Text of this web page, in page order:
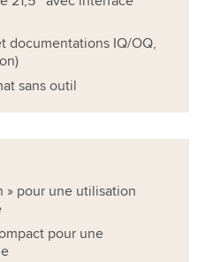
documentations IQ/OQ,
sans outil
» pour une utilisation
pour une